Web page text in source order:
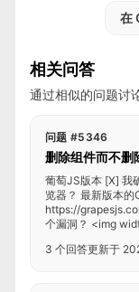
在
相关问答
通过相似的问题讨
问题 #5346
删除组件而不删
葡萄JS版本 [X] 我
览器？ 最新版本
https://
个漏洞？ <img
3 个回答更新于